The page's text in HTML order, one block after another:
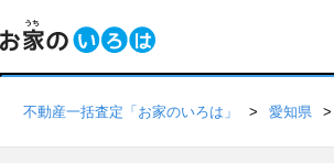
不動産一括査定「お家のいろは」 愛知県